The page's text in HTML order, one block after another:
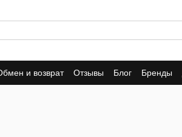
и возврат Отзывы Блог Бренды